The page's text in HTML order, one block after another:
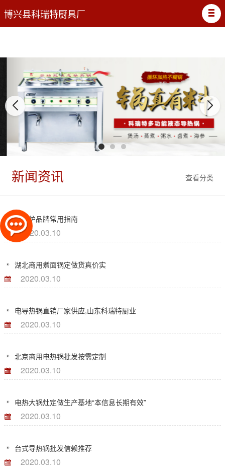
博兴县科瑞特厨具厂
查看分类
新闻资讯
煮面炉品牌常用指南
2020.03.10
湖北商用煮面锅定做货真价实
2020.03.10
电导热锅直销厂家供应,山东科瑞特厨业
2020.03.10
北京商用电热锅批发按需定制
2020.03.10
电热大锅灶定做生产基地“本信息长期有效”
2020.03.10
台式导热锅批发信赖推荐
2020.03.10